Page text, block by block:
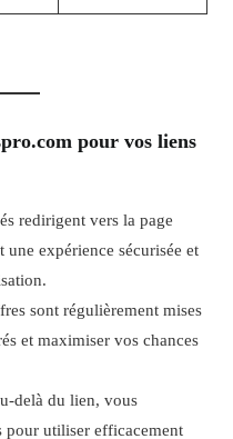
pour vos liens
redirigent vers la page
expérience sécurisée et
sont régulièrement mises
et maximiser vos chances
delà du lien, vous
pour utiliser efficacement